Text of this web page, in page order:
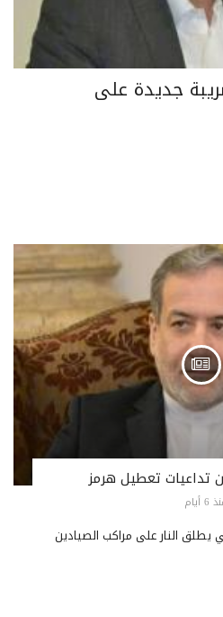
جديدة على
تداعيات تعطيل هرمز
أيام
يطلق النار على مراكب الصيادين